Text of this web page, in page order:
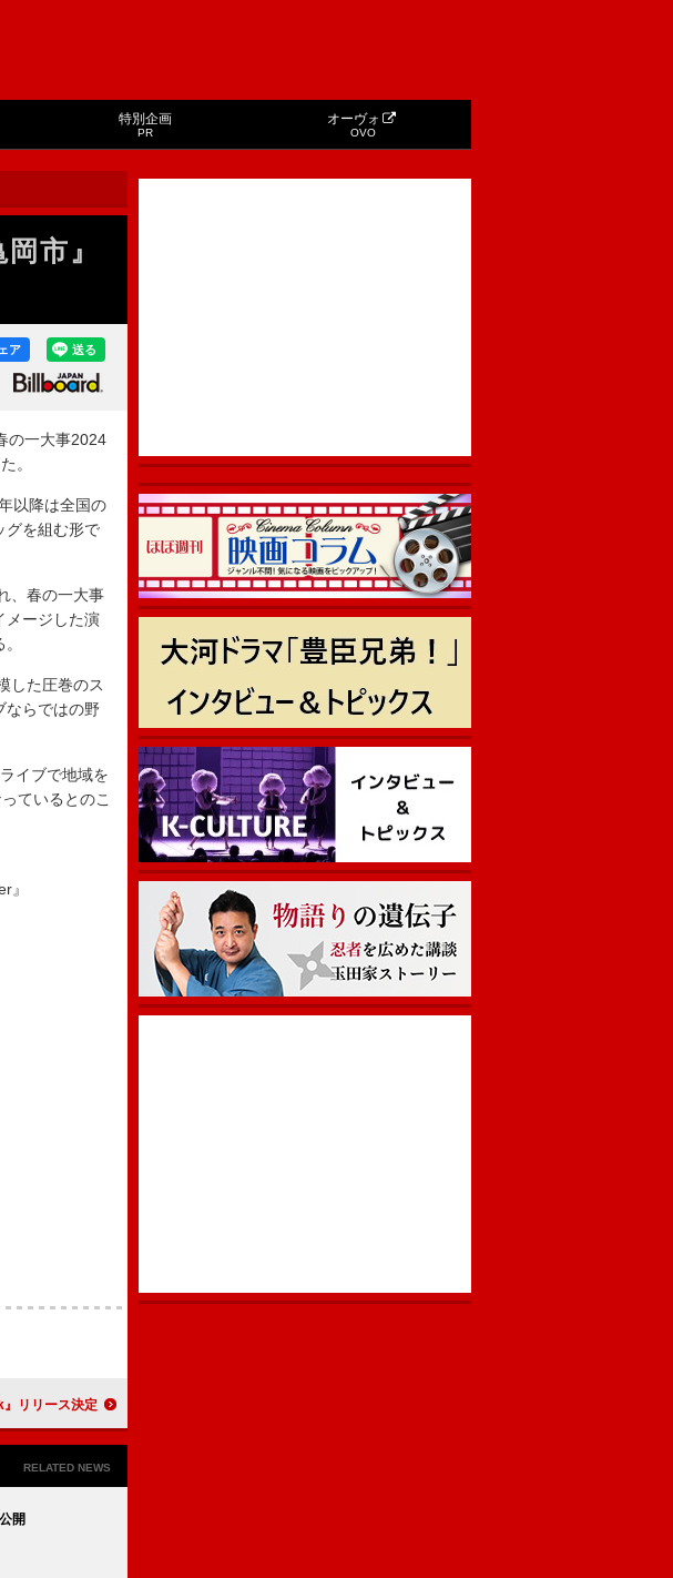
特別企画
PR
オーヴォ
OVO
市』
送る
ア
の一大事2024
。
以降は全国の
グを組む形で
、春の一大事
メージした演
した圧巻のス
ならではの野
イブで地域を
ているとのこ
』
リリース決定
RELATED NEWS
開